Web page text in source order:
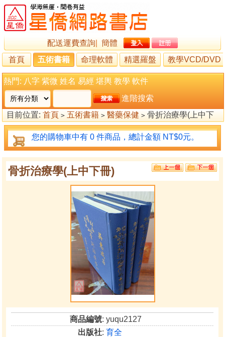
配送運費查詢
簡體
首頁
五術書籍 命理軟體 精選羅盤 教學VCD/DVD
熱門: 八字 紫微 姓名 易經 堪輿 教學 軟件
進階搜索
目前位置: 首頁 > 五術書籍 > 醫藥保健 > 骨折治療學(上中下
冊)
您的購物車中有 0 件商品，總計金額 NT$0元。
骨折治療學(上中下冊)
商品編號: yuqu2127
出版社:育全